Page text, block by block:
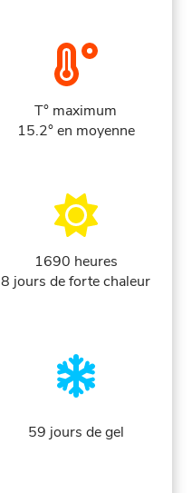
T° maximum
15.2° en moyenne
1690 heures
8 jours de forte chaleur
59 jours de gel